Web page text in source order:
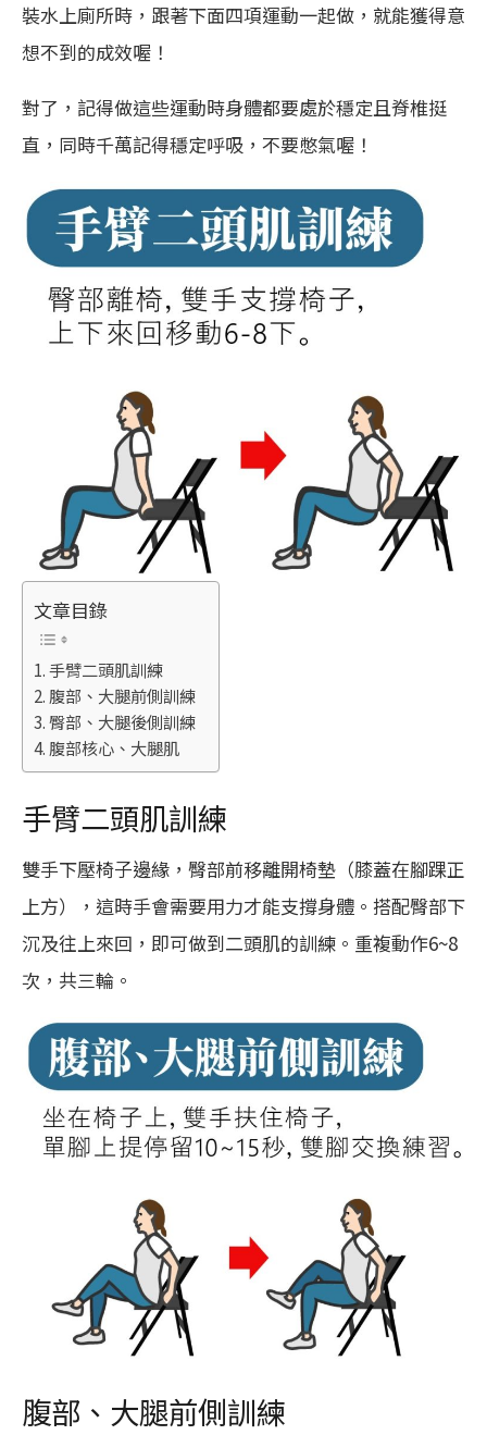
裝水上廁所時，跟著下面四項運動一起做，就能獲得意
想不到的成效喔！
對了，記得做這些運動時身體都要處於穩定且脊椎挺
直，同時千萬記得穩定呼吸，不要憋氣喔！
文章目錄
手臂二頭肌訓練
腹部、大腿前側訓練
臀部、大腿後側訓練
腹部核心、大腿肌
手臂二頭肌訓練
雙手下壓椅子邊緣，臀部前移離開椅墊（膝蓋在腳踝正
上方），這時手會需要用力才能支撐身體。搭配臀部下
沉及往上來回，即可做到二頭肌的訓練。重複動作6~8
次，共三輪。
腹部、大腿前側訓練